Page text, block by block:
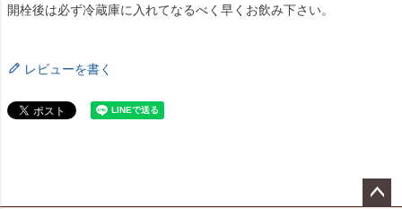
開栓後は必ず冷蔵庫に入れてなるべく早くお飲み下さい。
レビューを書く